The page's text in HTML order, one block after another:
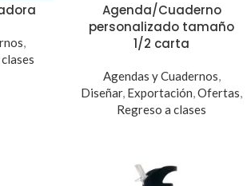
,
Agenda/Cuaderno
personalizado tamaño
1/2 carta
Agendas y Cuadernos,
Diseñar, Exportación,Ofertas,
Regreso a clases